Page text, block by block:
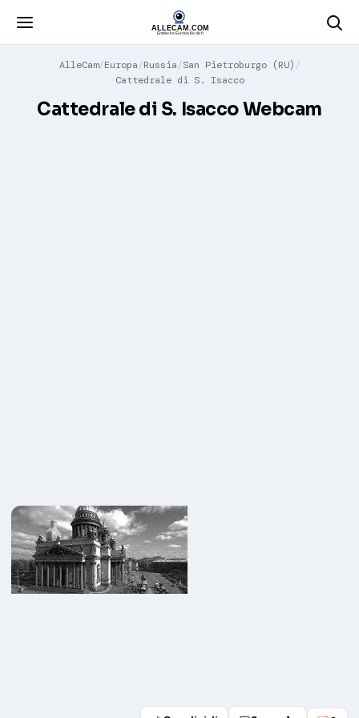
AlleCam Europa Russia San Pietroburgo (RU)
Cattedrale di S. Isacco
Cattedrale di S. Isacco Webcam